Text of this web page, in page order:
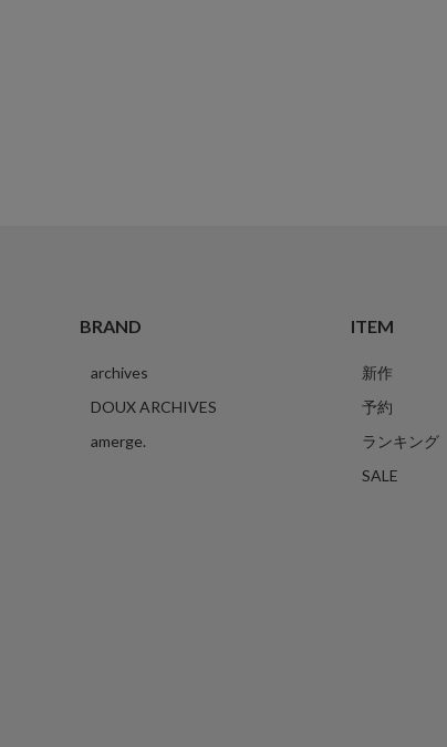
BRAND
archives
DOUX ARCHIVES
amerge.
ITEM
新作
予約
ランキング
SALE